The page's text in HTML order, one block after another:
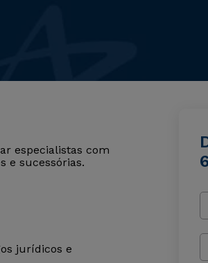
especialistas com
e sucessórias.
jurídicos e